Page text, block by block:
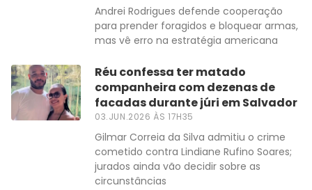
Andrei Rodrigues defende cooperação
para prender foragidos e bloquear armas,
mas vê erro na estratégia americana
Réu confessa ter matado
companheira com dezenas de
facadas durante júri em Salvador
03.JUN.2026 ÀS 17H35
Gilmar Correia da Silva admitiu o crime
cometido contra Lindiane Rufino Soares;
jurados ainda vão decidir sobre as
circunstâncias